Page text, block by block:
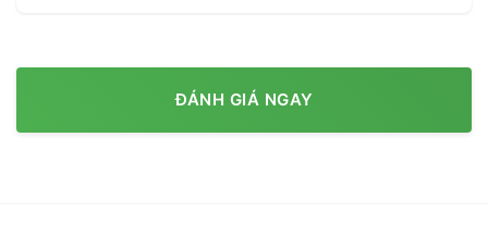
ĐÁNH GIÁ NGAY